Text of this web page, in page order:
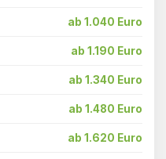
ab 1.040 Euro
ab 1.190 Euro
ab 1.340 Euro
ab 1.480 Euro
ab 1.620 Euro